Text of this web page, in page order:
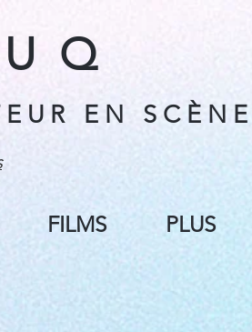
Q
R E N S C È N E
FILMS PLUS